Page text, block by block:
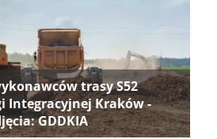
trasy S52
Integracyjnej Kraków -
GDDKIA